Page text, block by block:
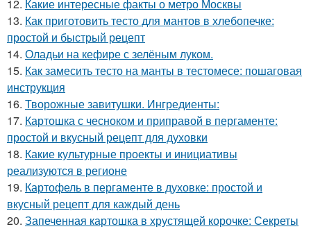
12. Какие интересные факты о метро Москвы
13. Как приготовить тесто для мантов в хлебопечке:
простой и быстрый рецепт
14. Оладьи на кефире с зелёным луком.
15. Как замесить тесто на манты в тестомесе: пошаговая
инструкция
16. Творожные завитушки. Ингредиенты:
17. Картошка с чесноком и приправой в пергаменте:
простой и вкусный рецепт для духовки
18. Какие культурные проекты и инициативы
реализуются в регионе
19. Картофель в пергаменте в духовке: простой и
вкусный рецепт для каждый день
20. Запеченная картошка в хрустящей корочке: Секреты